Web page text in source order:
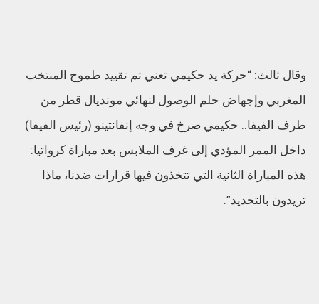
وقال ثالث: “حركة يد حكيمي تعني تم تقييد طموح المنتخب
المغربي وإجهاض حلم الوصول لنهائي مونديال قطر من
طرف الفيفا.. حكيمي صرخ في وجه إنفانتينو (رئيس الفيفا)
داخل الممر المؤدي إلى غرف الملابس بعد مباراة كرواتيا:
هذه المباراة الثانية التي تتخذون فيها قرارات ضدنا، ماذا
تريدون بالتحديد”.